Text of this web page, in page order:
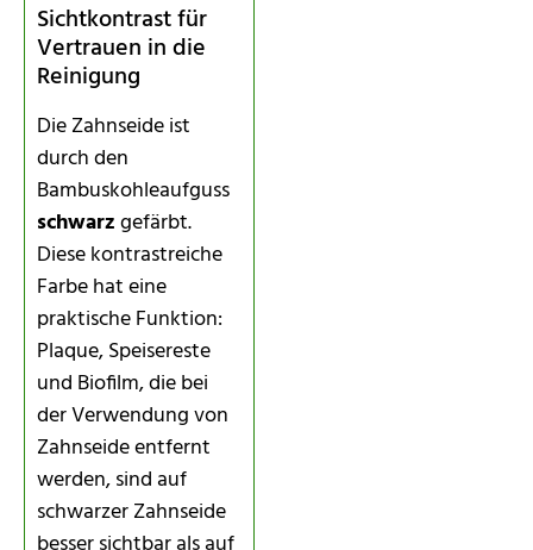
Sichtkontrast für
Vertrauen in die
Reinigung
Die Zahnseide ist
durch den
Bambuskohleaufguss
schwarzgefärbt.
Diese kontrastreiche
Farbe hat eine
praktische Funktion:
Plaque, Speisereste
und Biofilm, die bei
der Verwendung von
Zahnseide entfernt
werden, sind auf
schwarzer Zahnseide